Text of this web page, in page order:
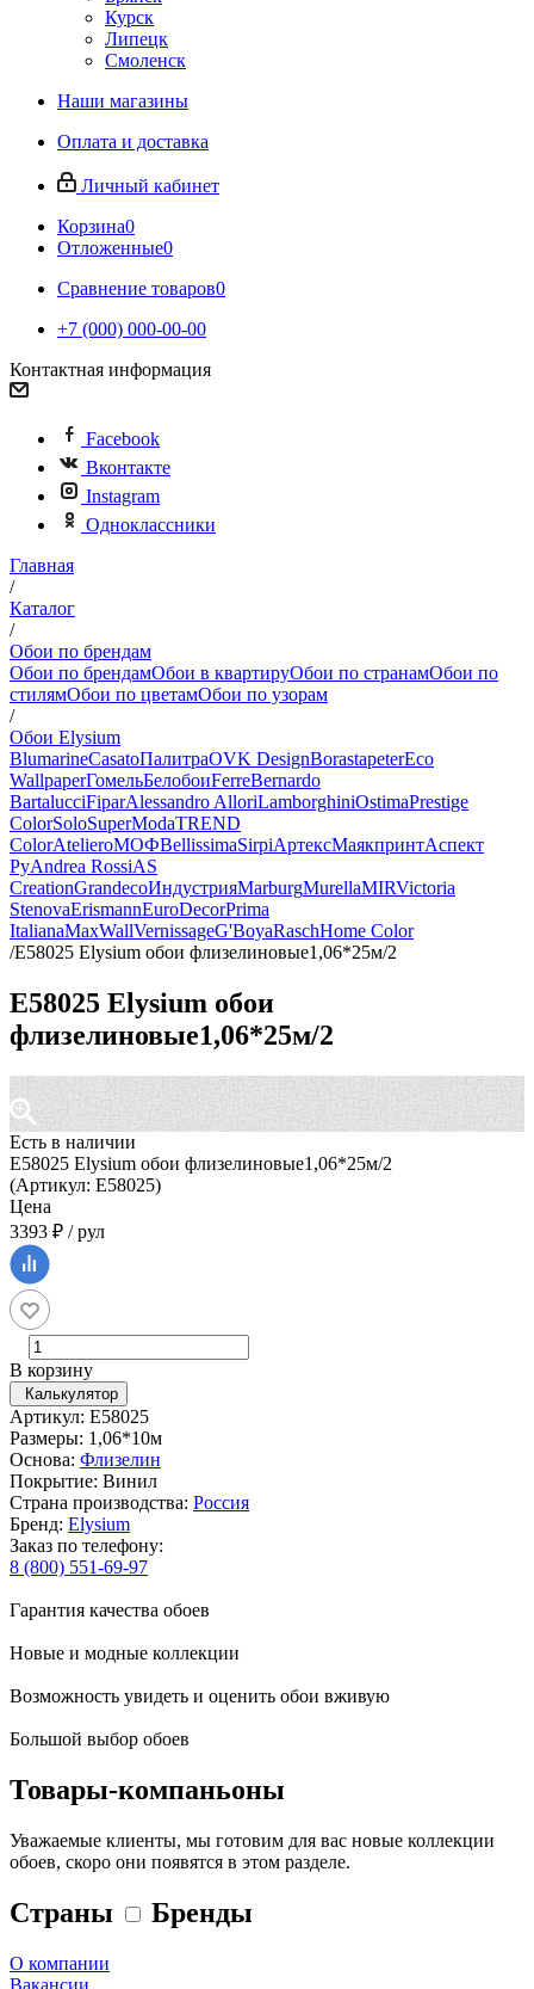
Курск
Липецк
Смоленск
Наши магазины
Оплата и доставка
Личный кабинет
Корзина0
Отложенные0
Сравнение товаров0
+7 (000) 000-00-00
Контактная информация
Facebook
Вконтакте
Instagram
Одноклассники
Главная
/
Каталог
/
Обои по брендам
Обои по брендамОбои в квартируОбои по странамОбои по
стилямОбои по цветамОбои по узорам
/
Обои Elysium
BlumarineCasatoПалитраOVK DesignBorastapeterEco
WallpaperГомельБелобоиFerreBernardo
BartalucciFiparAlessandro AlloriLamborghiniOstimaPrestige
ColorSoloSuperModaTREND
ColorAtelieroМОФBellissimaSirpiАртексМаякпринтАспект
РуAndrea RossiAS
CreationGrandecoИндустрияMarburgMurellaMIRVictoria
StenovaErismannEuroDecorPrima
ItalianaMaxWallVernissageG'BoyaRaschHome Color
/Е58025 Elysium обои флизелиновые1,06*25м/2
Е58025 Elysium обои
флизелиновые1,06*25м/2
Есть в наличии
Е58025 Elysium обои флизелиновые1,06*25м/2
(Артикул: Е58025)
Цена
3393 ₽ / рул
В корзину
Калькулятор
Артикул: Е58025
Размеры: 1,06*10м
Основа: Флизелин
Покрытие: Винил
Страна производства: Россия
Бренд: Elysium
Заказ по телефону:
8 (800) 551-69-97
Гарантия качества обоев
Новые и модные коллекции
Возможность увидеть и оценить обои вживую
Большой выбор обоев
Товары-компаньоны
Уважаемые клиенты, мы готовим для вас новые коллекции
обоев, скоро они появятся в этом разделе.
Страны Бренды
О компании
Вакансии